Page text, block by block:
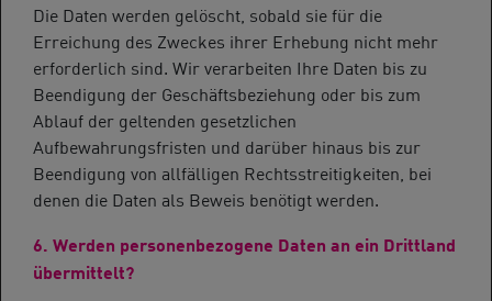
Die Daten werden gelöscht, sobald sie für die
Erreichung des Zweckes ihrer Erhebung nicht mehr
erforderlich sind. Wir verarbeiten Ihre Daten bis zu
Beendigung der Geschäftsbeziehung oder bis zum
Ablauf der geltenden gesetzlichen
Aufbewahrungsfristen und darüber hinaus bis zur
Beendigung von allfälligen Rechtsstreitigkeiten, bei
denen die Daten als Beweis benötigt werden.
6. Werden personenbezogene Daten an ein Drittland
übermittelt?